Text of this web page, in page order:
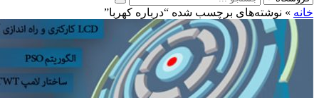
»نوشته‌های برچسب شده “درباره کهربا”